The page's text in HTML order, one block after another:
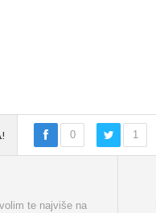
0 1
te najviše na